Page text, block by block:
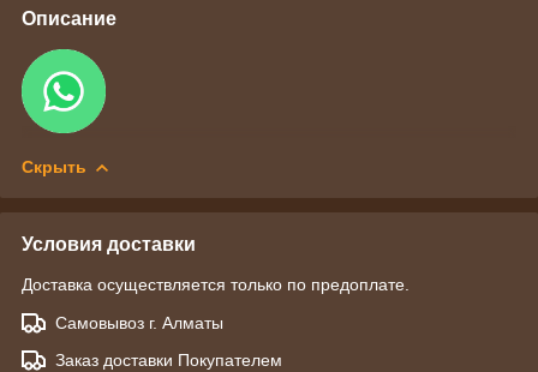
Описание
Скрыть
Условия доставки
Доставка осуществляется только по предоплате.
Самовывоз г. Алматы
Заказ доставки Покупателем